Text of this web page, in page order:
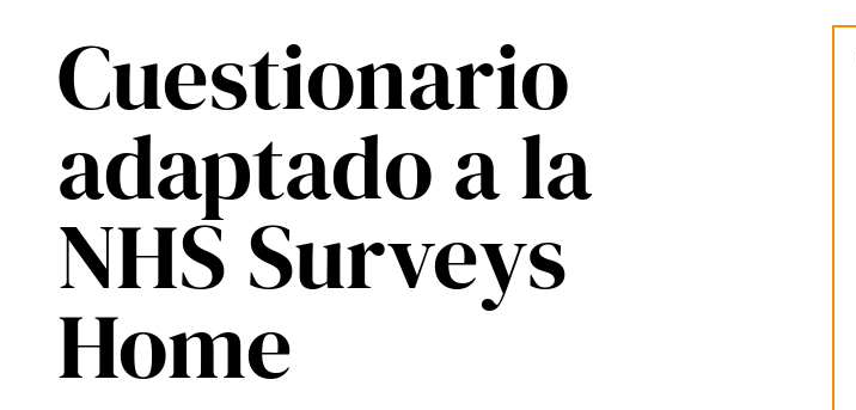
Cuestionario
adaptado a la
NHS Surveys
Home